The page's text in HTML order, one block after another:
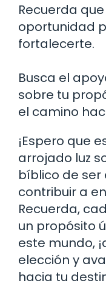
Recuerda
oportunidad
fortalecerte.
Busca el
sobre tu
el camino
¡Espero que
arrojado luz
bíblico de
contribuir a
Recuerda,
un propósito
este mundo,
elección y
hacia tu